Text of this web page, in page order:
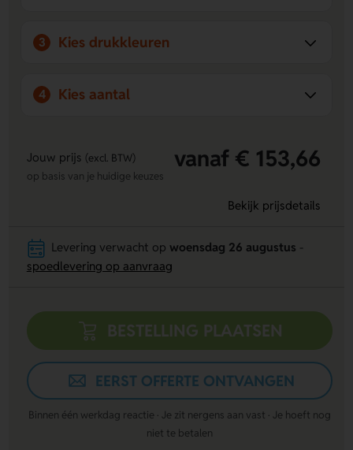
3 Kies drukkleuren
4 Kies aantal
Jouw prijs (excl. BTW) vanaf € 153,66
op basis van je huidige keuzes
Bekijk prijsdetails
Levering verwacht op woensdag 26 augustus
spoedlevering op aanvraag
BESTELLING PLAATSEN
EERST OFFERTE ONTVANGEN
Binnen één werkdag reactie · Je zit nergens aan vast · Je hoeft nog
niet te betalen